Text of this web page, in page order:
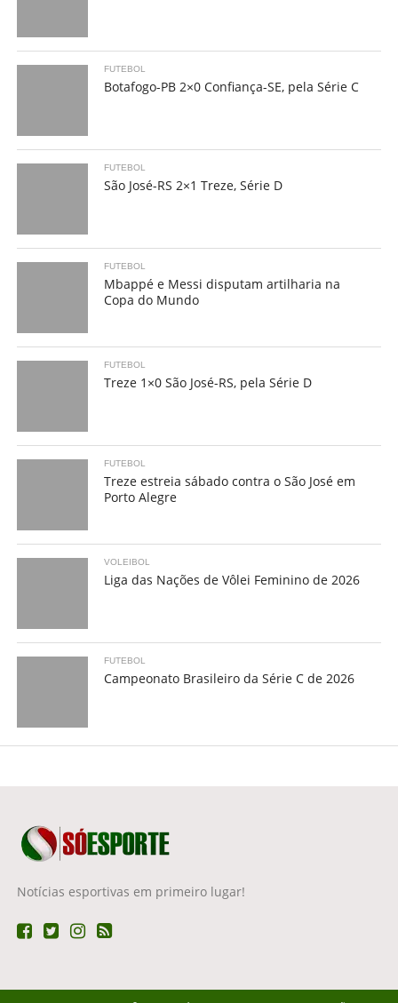
FUTEBOL
Botafogo-PB 2×0 Confiança-SE, pela Série C
FUTEBOL
São José-RS 2×1 Treze, Série D
FUTEBOL
Mbappé e Messi disputam artilharia na
Copa do Mundo
FUTEBOL
Treze 1×0 São José-RS, pela Série D
FUTEBOL
Treze estreia sábado contra o São José em
Porto Alegre
VOLEIBOL
Liga das Nações de Vôlei Feminino de 2026
FUTEBOL
Campeonato Brasileiro da Série C de 2026
Notícias esportivas em primeiro lugar!